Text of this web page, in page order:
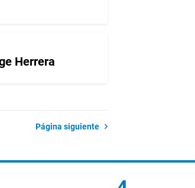
Herrera
Página siguiente